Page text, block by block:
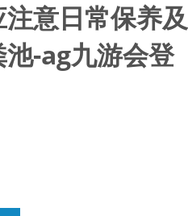
意日常保养及
-ag九游会登